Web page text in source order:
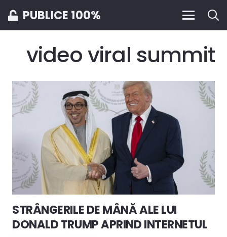
PUBLICE 100%
video viral summit
STRÂNGERILE DE MÂNĂ ALE LUI
DONALD TRUMP APRIND INTERNETUL